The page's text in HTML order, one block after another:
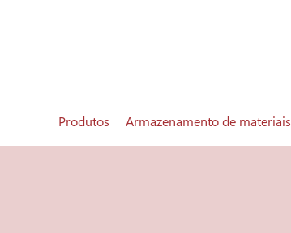
Produtos Armazenamento de materiais